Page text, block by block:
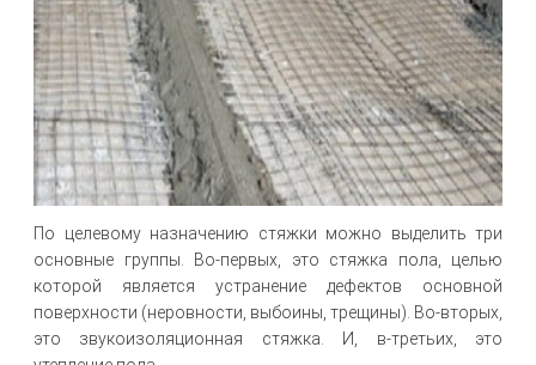
По целевому назначению стяжки можно выделить три
основные группы. Во-первых, это стяжка пола, целью
которой является устранение дефектов основной
поверхности (неровности, выбоины, трещины). Во-вторых,
это звукоизоляционная стяжка. И, в-третьих, это